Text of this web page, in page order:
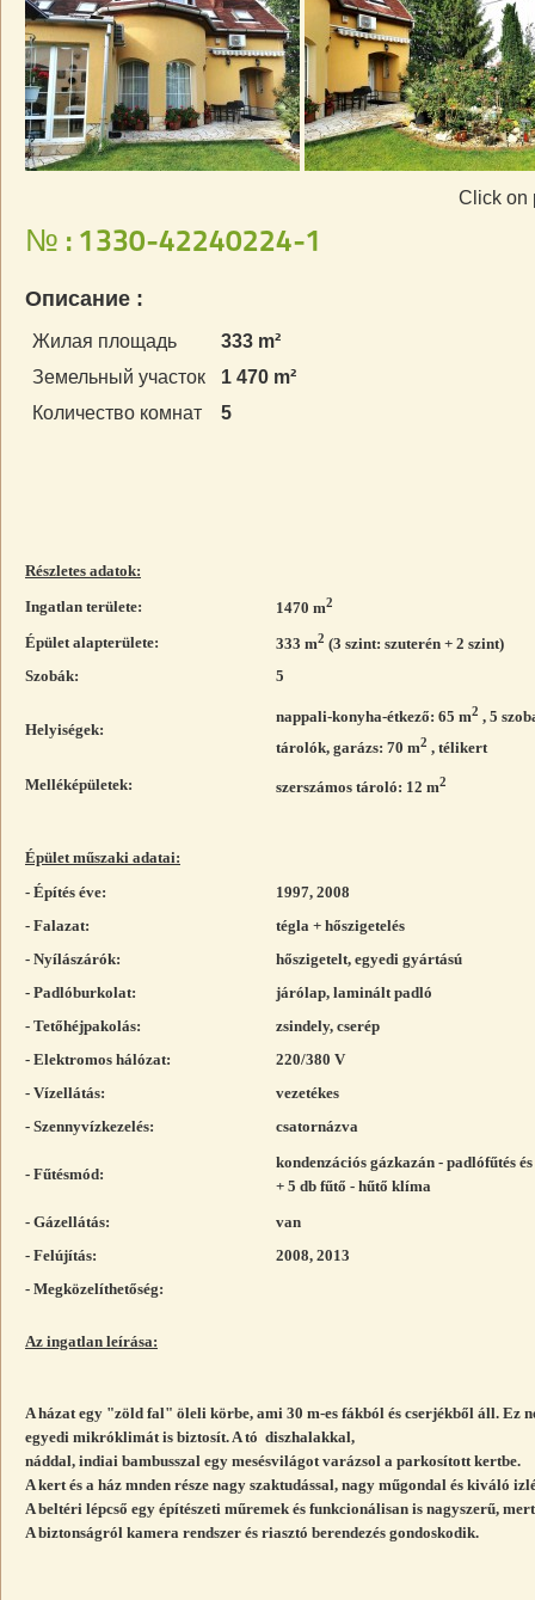
Click on
№ : 1330-42240224-1
Описание :
Жилая площадь
333 m²
Земельный участок
1 470 m²
Количество комнат
5
Részletes adatok:
Ingatlan területe:
1470 m2
Épület alapterülete: 333 m2 (3 szint: szuterén + 2 szint)
Szobák:
5
Helyiségek:
nappali-konyha-étkező: 65 m2 , 5
tárolók, garázs: 70 m2 , télikert
Melléképületek: szerszámos tároló: 12 m2
Épület műszaki adatai:
- Építés éve:
1997, 2008
- Falazat:
tégla + hőszigetelés
- Nyílászárók:
hőszigetelt, egyedi gyártású
- Padlóburkolat:
járólap, laminált padló
- Tetőhéjpakolás:
zsindely, cserép
- Elektromos hálózat:
220/380 V
- Vízellátás:
vezetékes
- Szennyvízkezelés:
csatornázva
- Fűtésmód:
kondenzációs gázkazán - padlófűtés
+ 5 db fűtő - hűtő klíma
- Gázellátás:
van
- Felújítás:
2008, 2013
- Megközelíthetőség:
Az ingatlan leírása:
A házat egy "zöld fal" öleli körbe, ami 30 m-es fákból és cserjékből áll. Ez
egyedi mikróklimát is biztosít. A tó diszhalakkal,
náddal, indiai bambusszal egy mesésvilágot varázsol a parkosított kertbe.
A kert és a ház mnden része nagy szaktudással, nagy műgondal és kiváló
A beltéri lépcső egy építészeti műremek és funkcionálisan is nagyszerű,
A biztonságról kamera rendszer és riasztó berendezés gondoskodik.